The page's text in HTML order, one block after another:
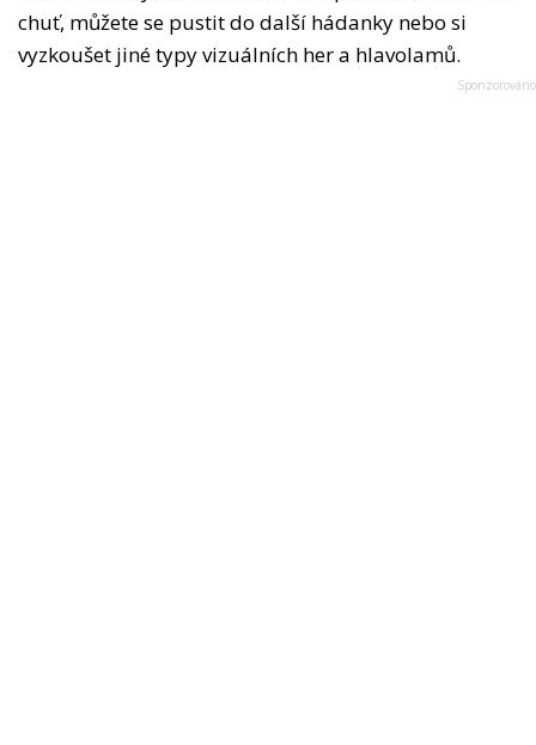
chuť, můžete se pustit do další hádanky nebo si
vyzkoušet jiné typy vizuálních her a hlavolamů.